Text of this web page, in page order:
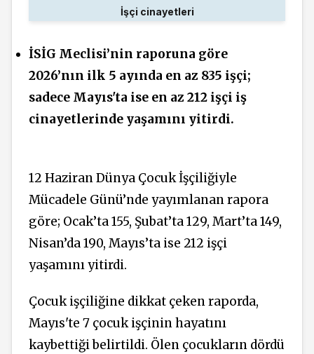
İşçi cinayetleri
İSİG Meclisi’nin raporuna göre
2026’nın ilk 5 ayında en az 835 işçi;
sadece Mayıs'ta ise en az 212 işçi iş
cinayetlerinde yaşamını yitirdi.
12 Haziran Dünya Çocuk İşçiliğiyle
Mücadele Günü’nde yayımlanan rapora
göre; Ocak’ta 155, Şubat’ta 129, Mart’ta 149,
Nisan’da 190, Mayıs’ta ise 212 işçi
yaşamını yitirdi.
Çocuk işçiliğine dikkat çeken raporda,
Mayıs'te 7 çocuk işçinin hayatını
kaybettiği belirtildi. Ölen çocukların dördü